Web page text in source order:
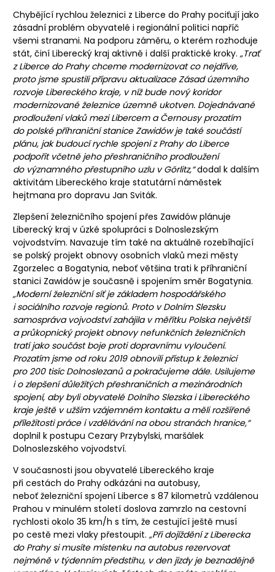
Chybějící rychlou železnici z Liberce do Prahy pociťují jako
zásadní problém obyvatelé i regionální politici napříč
všemi stranami. Na podporu záměru, o kterém rozhoduje
stát, činí Liberecký kraj aktivně i další praktické kroky. „Trať
z Liberce do Prahy chceme modernizovat co nejdříve,
proto jsme spustili přípravu aktualizace Zásad územního
rozvoje Libereckého kraje, v níž bude nový koridor
modernizované železnice územně ukotven. Dojednávané
prodloužení vlaků mezi Libercem a Černousy prozatím
do polské příhraniční stanice Zawidów je také součástí
plánu, jak budoucí rychle spojení z Prahy do Liberce
podpořit včetně jeho přeshraničního prodloužení
do významného přestupního uzlu v Görlitz,“dodal k dalším
aktivitám Libereckého kraje statutární náměstek
hejtmana pro dopravu Jan Sviták.
Zlepšení železničního spojení přes Zawidów plánuje
Liberecký kraj v úzké spolupráci s Dolnoslezským
vojvodstvím. Navazuje tím také na aktuálně rozebíhající
se polský projekt obnovy osobních vlaků mezi městy
Zgorzelec a Bogatynia, neboť většina trati k příhraniční
stanici Zawidów je současně i spojením směr Bogatynia.
„Moderní železniční síť je základem hospodářského
i sociálního rozvoje regionů. Proto v Dolním Slezsku
samospráva vojvodství zahájila v měřítku Polska největší
a průkopnický projekt obnovy nefunkčních železničních
tratí jako součást boje proti dopravnímu vyloučení.
Prozatím jsme od roku 2019 obnovili přístup k železnici
pro 200 tisíc Dolnoslezanů a pokračujeme dále. Usilujeme
i o zlepšení důležitých přeshraničních a mezinárodních
spojení, aby byli obyvatelé Dolního Slezska i Libereckého
kraje ještě v užším vzájemném kontaktu a měli rozšířené
příležitosti práce i vzdělávání na obou stranách hranice,“
doplnil k postupu Cezary Przybylski, maršálek
Dolnoslezského vojvodství.
V současnosti jsou obyvatelé Libereckého kraje
při cestách do Prahy odkázáni na autobusy,
neboť železniční spojení Liberce s 87 kilometrů vzdálenou
Prahou v minulém století doslova zamrzlo na cestovní
rychlosti okolo 35 km/h s tím, že cestující ještě musí
po cestě mezi vlaky přestoupit. „Při dojíždění z Liberecka
do Prahy si musíte místenku na autobus rezervovat
nejméně v týdenním předstihu, v den jízdy je beznadějně